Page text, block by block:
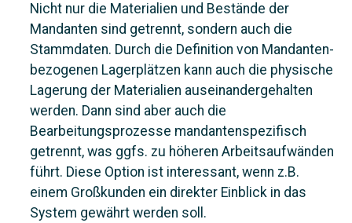
Nicht nur die Materialien und Bestände der
Mandanten sind getrennt, sondern auch die
Stammdaten. Durch die Definition von Mandanten-
bezogenen Lagerplätzen kann auch die physische
Lagerung der Materialien auseinandergehalten
werden. Dann sind aber auch die
Bearbeitungsprozesse mandantenspezifisch
getrennt, was ggfs. zu höheren Arbeitsaufwänden
führt. Diese Option ist interessant, wenn z.B.
einem Großkunden ein direkter Einblick in das
System gewährt werden soll.